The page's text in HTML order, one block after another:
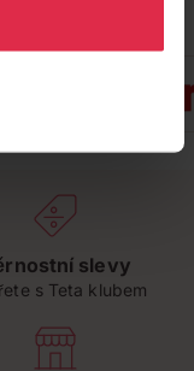
slevy
s Teta klubem